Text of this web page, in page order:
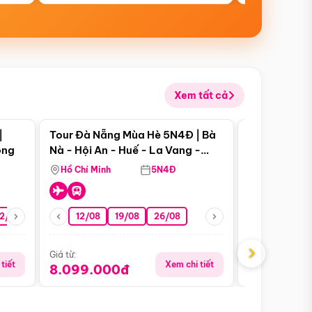
Xem tất cả
08 26/08 05/09 09/09 12/09
tiết
Điểm nổi bật
Tour Đà Nẵng Mùa Hè 5N4Đ | Bà
Nà - Hội An - Huế - La Vang -
Động Thiên Đường
Hồ Chí Minh 5N4Đ
12/08 19/08 26/08
Giá từ:
8.099.000đ Xem chi tiết
Giá từ:
›